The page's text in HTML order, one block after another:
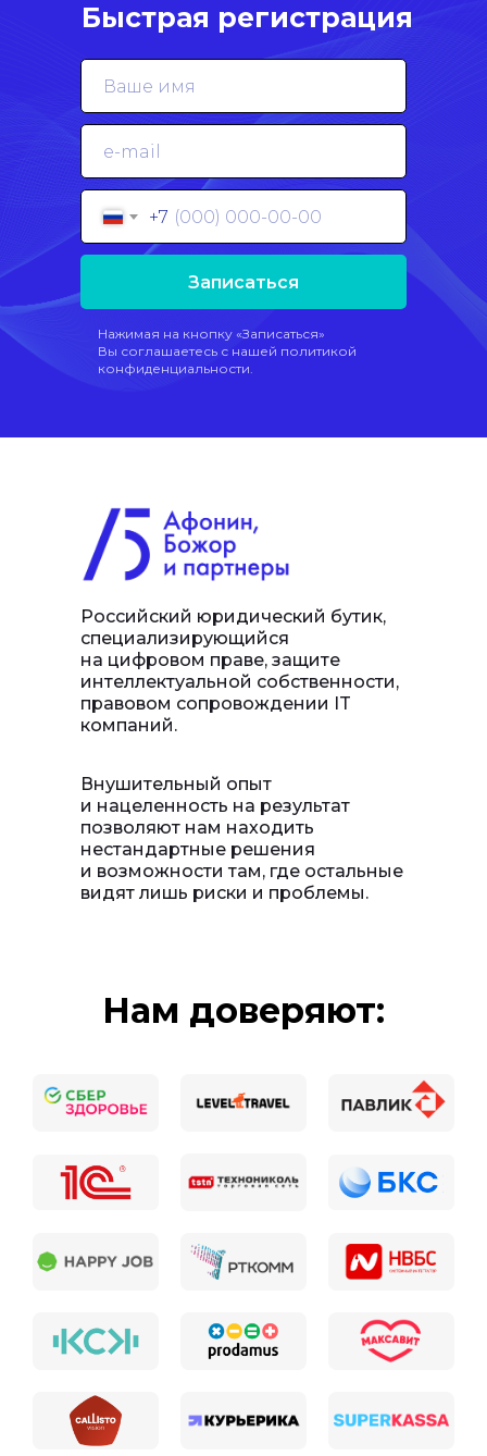
+7
Записаться
Нажимая на кнопку «Записаться»
Вы соглашаетесь с нашей политикой
конфиденциальности.
Быстрая регистрация
Российский юридический бутик,
специализирующийся
на цифровом праве, защите
интеллектуальной собственности,
правовом сопровождении IT
компаний.
Внушительный опыт
и нацеленность на результат
позволяют нам находить
нестандартные решения
и возможности там, где остальные
видят лишь риски и проблемы.
Нам доверяют: